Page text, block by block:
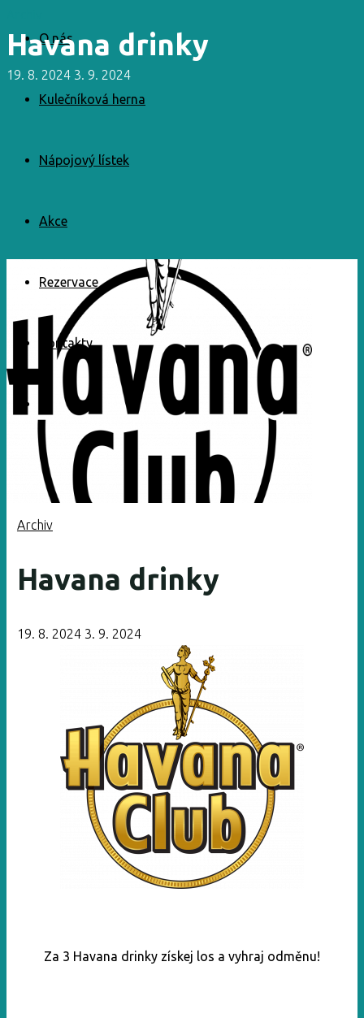
O nás
Kulečníková herna
Nápojový lístek
Akce
Rezervace
Kontakty
Havana drinky
19. 8. 2024 3. 9. 2024
Archiv
Havana drinky
19. 8. 2024 3. 9. 2024
Za 3 Havana drinky získej los a vyhraj odměnu!